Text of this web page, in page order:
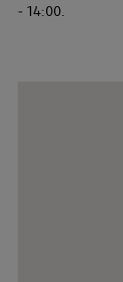
- 14:00.